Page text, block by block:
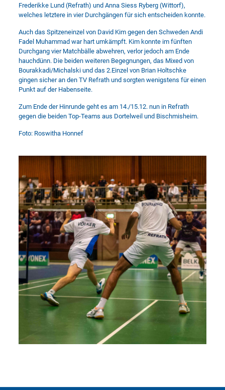
Frederikke Lund (Refrath) und Anna Siess Ryberg (Wittorf),
welches letztere in vier Durchgängen für sich entscheiden konnte.
Auch das Spitzeneinzel von David Kim gegen den Schweden Andi
Fadel Muhammad war hart umkämpft. Kim konnte im fünften
Durchgang vier Matchbälle abwehren, verlor jedoch am Ende
hauchdünn. Die beiden weiteren Begegnungen, das Mixed von
Bourakkadi/Michalski und das 2.Einzel von Brian Holtschke
gingen sicher an den TV Refrath und sorgten wenigstens für einen
Punkt auf der Habenseite.
Zum Ende der Hinrunde geht es am 14./15.12. nun in Refrath
gegen die beiden Top-Teams aus Dortelweil und Bischmisheim.
Foto: Roswitha Honnef